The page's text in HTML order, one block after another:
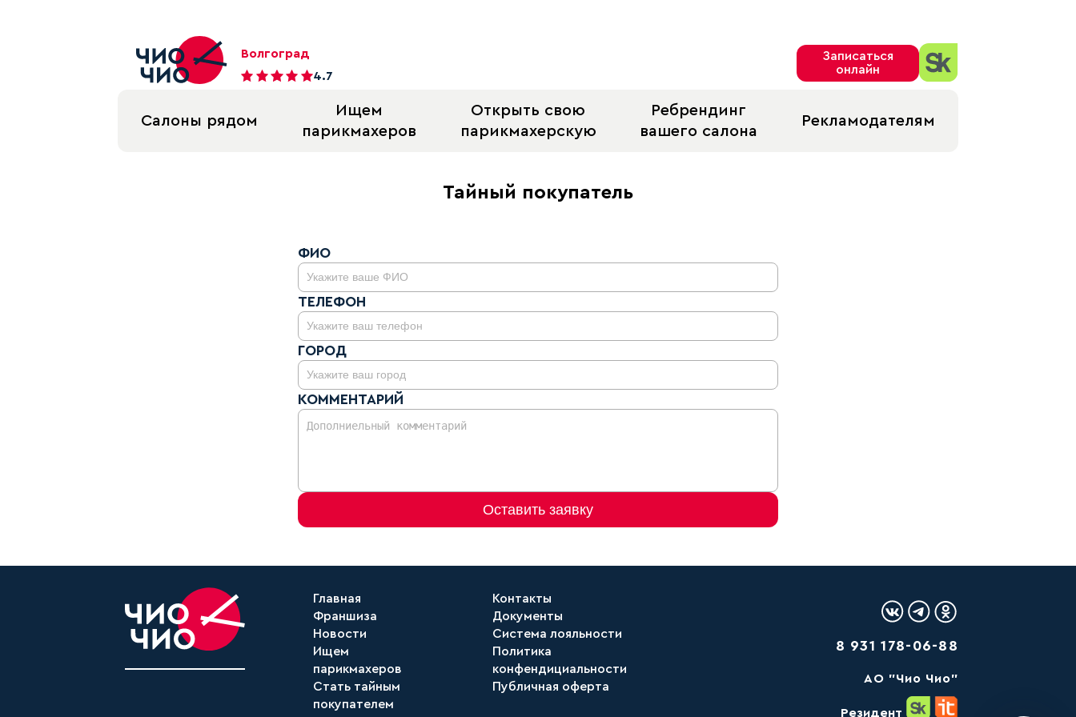
Волгоград
4.7
Записаться
онлайн
Салоны рядом
Ищем
парикмахеров
Открыть свою
парикмахерскую
Ребрендинг
вашего салона
Рекламодателям
Тайный покупатель
ФИО
ТЕЛЕФОН
ГОРОД
КОММЕНТАРИЙ
Оставить заявку
Главная
Франшиза
Новости
Ищем
парикмахеров
Стать тайным
покупателем
Контакты
Документы
Система лояльности
Политика
конфендициальности
Публичная оферта
Логотип Вконтакте
Логотип Telegram
Логотип
8 931 178-06-88
AО "Чио Чио"
Резидент